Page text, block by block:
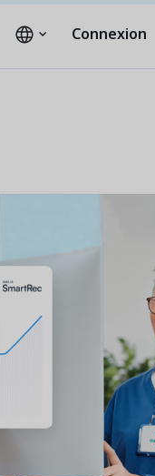
Connexion